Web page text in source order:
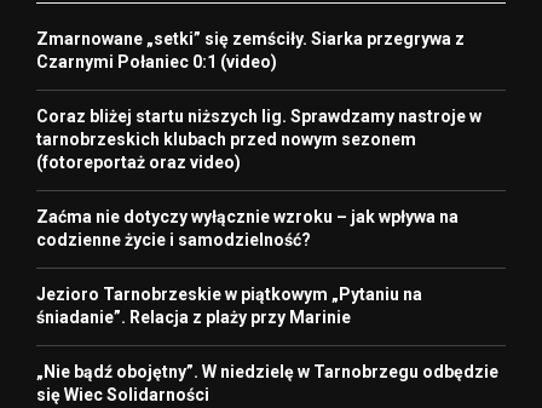
Zmarnowane „setki” się zemściły. Siarka przegrywa z
Czarnymi Połaniec 0:1 (video)
Coraz bliżej startu niższych lig. Sprawdzamy nastroje w
tarnobrzeskich klubach przed nowym sezonem
(fotoreportaż oraz video)
Zaćma nie dotyczy wyłącznie wzroku – jak wpływa na
codzienne życie i samodzielność?
Jezioro Tarnobrzeskie w piątkowym „Pytaniu na
śniadanie”. Relacja z plaży przy Marinie
„Nie bądź obojętny”. W niedzielę w Tarnobrzegu odbędzie
się Wiec Solidarności